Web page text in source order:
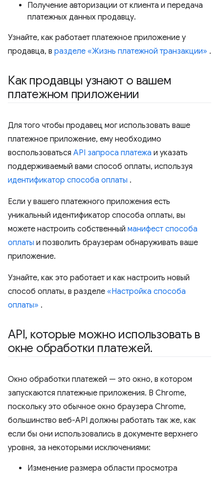
Получение авторизации от клиента и передача
платежных данных продавцу.
Узнайте, как работает платежное приложение у
продавца, в разделе «Жизнь платежной транзакции» .
Как продавцы узнают о вашем
платежном приложении
Для того чтобы продавец мог использовать ваше
платежное приложение, ему необходимо
воспользоваться API запроса платежа и указать
поддерживаемый вами способ оплаты, используя
идентификатор способа оплаты .
Если у вашего платежного приложения есть
уникальный идентификатор способа оплаты, вы
можете настроить собственный манифест способа
оплаты и позволить браузерам обнаруживать ваше
приложение.
Узнайте, как это работает и как настроить новый
способ оплаты, в разделе «Настройка способа
оплаты» .
API, которые можно использовать в
окне обработки платежей.
Окно обработки платежей — это окно, в котором
запускаются платежные приложения. В Chrome,
поскольку это обычное окно браузера Chrome,
большинство веб-API должны работать так же, как
если бы они использовались в документе верхнего
уровня, за некоторыми исключениями:
Изменение размера области просмотра